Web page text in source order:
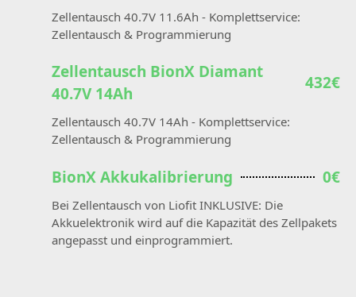
Zellentausch 40.7V 11.6Ah - Komplettservice:
Zellentausch & Programmierung
Zellentausch BionX Diamant
40.7V 14Ah
432€
Zellentausch 40.7V 14Ah - Komplettservice:
Zellentausch & Programmierung
BionX Akkukalibrierung 0€
Bei Zellentausch von Liofit INKLUSIVE: Die
Akkuelektronik wird auf die Kapazität des Zellpakets
angepasst und einprogrammiert.